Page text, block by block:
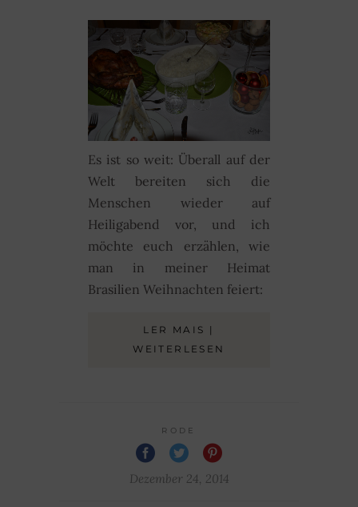
Es ist so weit: Überall auf der
Welt bereiten sich die
Menschen wieder auf
Heiligabend vor, und ich
möchte euch erzählen, wie
man in meiner Heimat
Brasilien Weihnachten feiert:
LER MAIS |
WEITERLESEN
RODE
Dezember 24, 2014